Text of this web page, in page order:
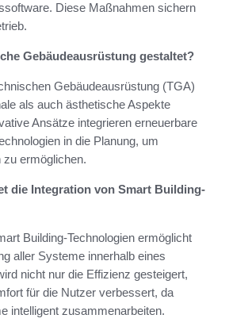
Diese Maßnahmen sichern
Gebäudeausrüstung gestaltet?
Gebäudeausrüstung (TGA)
als auch ästhetische Aspekte
Ansätze integrieren erneuerbare
in die Planung, um
zu ermöglichen.
die Integration von Smart Building-
Building-Technologien ermöglicht
aller Systeme innerhalb eines
nicht nur die Effizienz gesteigert,
für die Nutzer verbessert, da
intelligent zusammenarbeiten.